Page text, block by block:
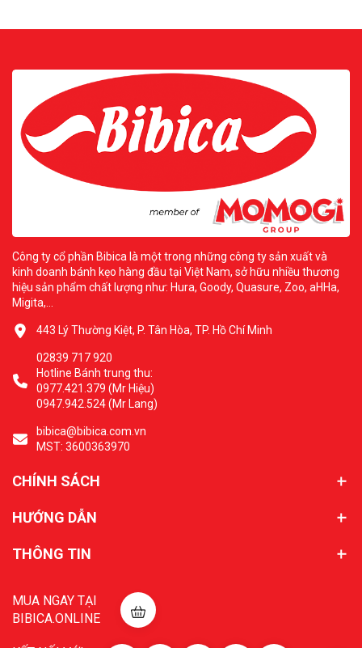
Công ty cổ phần Bibica là một trong những công ty sản xuất và
kinh doanh bánh kẹo hàng đầu tại Việt Nam, sở hữu nhiều thương
hiệu sản phẩm chất lượng như: Hura, Goody, Quasure, Zoo, aHHa,
Migita,...
443 Lý Thường Kiệt, P. Tân Hòa, TP. Hồ Chí Minh
02839 717 920
Hotline Bánh trung thu:
0977.421.379 (Mr Hiệu)
0947.942.524 (Mr Lang)
bibica@bibica.com.vn
MST: 3600363970
CHÍNH SÁCH
HƯỚNG DẪN
THÔNG TIN
MUA NGAY TẠI
BIBICA.ONLINE